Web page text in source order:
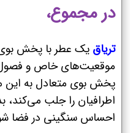
در مجموع،
تریاق یک عطر با پخش
موقعیت‌های خاص و
پخش بوی متعادل به این
اطرافیان را جلب می‌کند،
احساس سنگینی در فضا